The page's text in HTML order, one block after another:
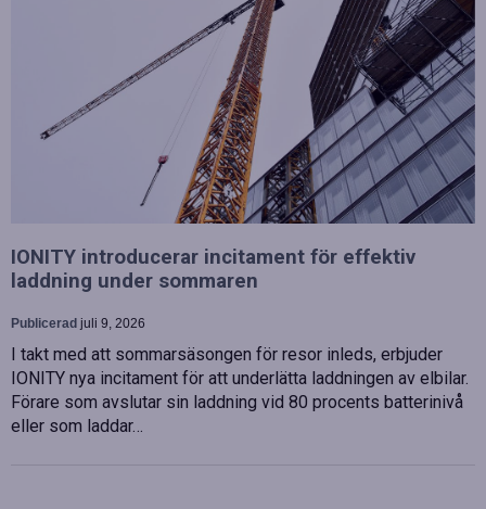
IONITY introducerar incitament för effektiv
laddning under sommaren
Publicerad juli 9, 2026
I takt med att sommarsäsongen för resor inleds, erbjuder
IONITY nya incitament för att underlätta laddningen av elbilar.
Förare som avslutar sin laddning vid 80 procents batterinivå
eller som laddar…